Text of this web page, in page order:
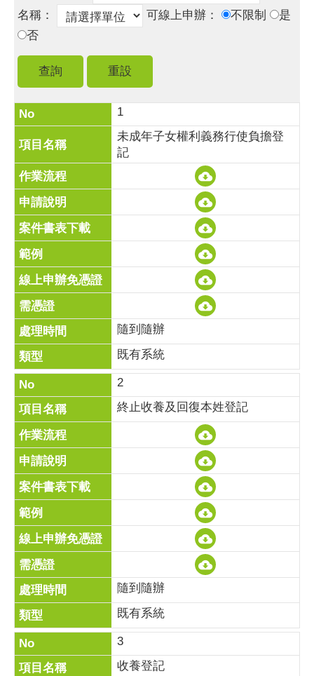
名稱：
可線上申辦： 不限制
是
否
1
未成年子女權利義務行使負擔登
記
隨到隨辦
既有系統
2
終止收養及回復本姓登記
隨到隨辦
既有系統
3
收養登記